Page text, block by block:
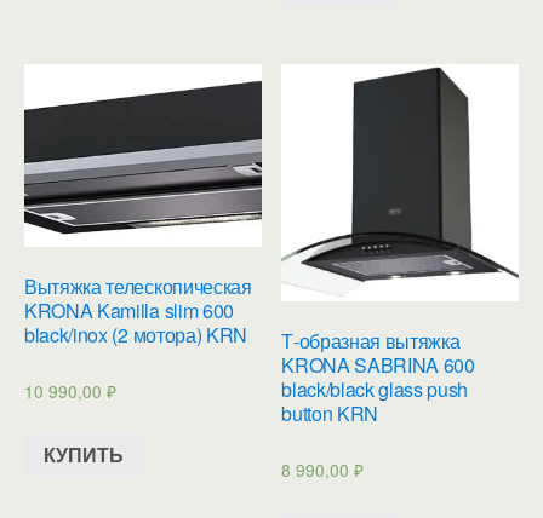
Вытяжка телескопическая
KRONA Kamilla slim 600
black/inox (2 мотора) KRN
10 990,00 ₽
КУПИТЬ
Т-образная вытяжка
KRONA SABRINA 600
black/black glass push
button KRN
8 990,00₽